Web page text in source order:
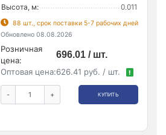
Высота, м:
0.011
88 шт., срок поставки 5-7 рабочих дней
Обновлено 08.08.2026
Розничная
цена:
696.01 / шт.
Оптовая цена:626.41 руб. / шт. !
- + КУПИТЬ